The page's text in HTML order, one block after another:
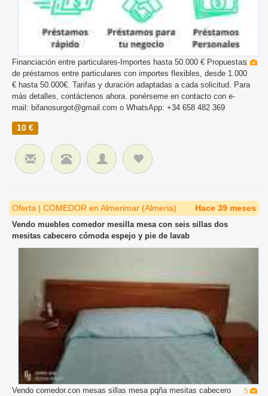
1
Financiación entre particulares-Importes hasta 50.000 € Propuestas
de préstamos entre particulares con importes flexibles, desde 1.000
€ hasta 50.000€. Tarifas y duración adaptadas a cada solicitud. Para
más detalles, contáctenos ahora. ponérseme en contacto con e-
mail: bifanosurgot@gmail.com o WhatsApp: +34 658 482 369
10 €
Oferta | COMEDOR en Almerimar (Almeria) Hace 39 meses
Vendo muebles comedor mesilla mesa con seis sillas dos
mesitas cabecero cómoda espejo y pie de lavab
5
Vendo comedor.con mesas sillas mesa pqña mesitas cabecero